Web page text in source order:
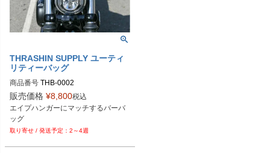
THRASHIN SUPPLY ユーティ
リティーバッグ
商品番号 THB-0002
販売価格 ¥8,800税込
エイプハンガーにマッチするバーバ
ッグ
2～4週